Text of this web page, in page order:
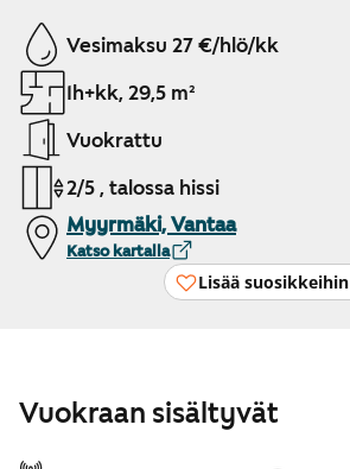
Näytetään dia 1 / 5
Vesimaksu 27 €/hlö/kk
1h+kk, 29,5 m²
Vuokrattu
2/5 , talossa hissi
Myyrmäki, Vantaa
Katso kartalla
Lisää suosikkeihin
Vuokraan sisältyvät